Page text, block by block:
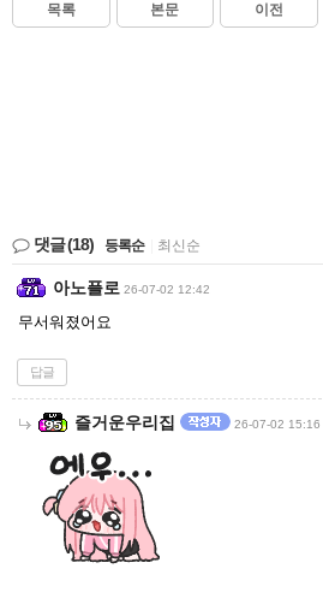
목록 본문 이전
댓글(18) 등록순 최신순
아노플로 26-07-02 12:42
무서워졌어요
답글
즐거운우리집 26-07-02 15:16